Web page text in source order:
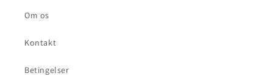
Om os
Kontakt
Betingelser